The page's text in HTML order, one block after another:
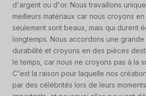
d'argent ou d'or. Nous travaillons
meilleurs matériaux car nous croyons
seulement sont beaux, mais qui durent
longtemps. Nous accordons une
durabilité et croyons en des pièces
le temps, car nous ne croyons pas à la
C'est la raison pour laquelle nos
par des célébrités lors de leurs